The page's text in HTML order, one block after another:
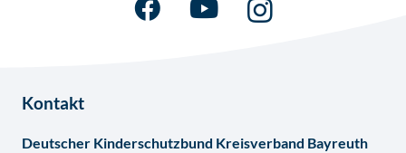
Kontakt
Deutscher Kinderschutzbund Kreisverband Bayreuth